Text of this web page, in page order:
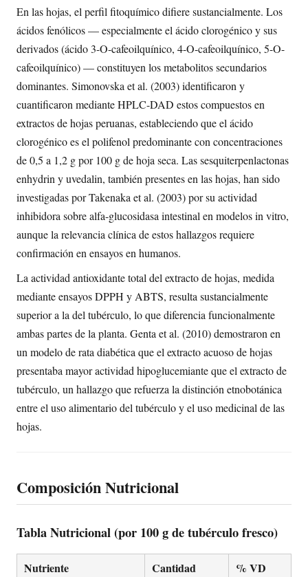
En las hojas, el perfil fitoquímico difiere sustancialmente. Los
ácidos fenólicos — especialmente el ácido clorogénico y sus
derivados (ácido 3-O-cafeoilquínico, 4-O-cafeoilquínico, 5-O-
cafeoilquínico) — constituyen los metabolitos secundarios
dominantes. Simonovska et al. (2003) identificaron y
cuantificaron mediante HPLC-DAD estos compuestos en
extractos de hojas peruanas, estableciendo que el ácido
clorogénico es el polifenol predominante con concentraciones
de 0,5 a 1,2 g por 100 g de hoja seca. Las sesquiterpenlactonas
enhydrin y uvedalin, también presentes en las hojas, han sido
investigadas por Takenaka et al. (2003) por su actividad
inhibidora sobre alfa-glucosidasa intestinal en modelos in vitro,
aunque la relevancia clínica de estos hallazgos requiere
confirmación en ensayos en humanos.
La actividad antioxidante total del extracto de hojas, medida
mediante ensayos DPPH y ABTS, resulta sustancialmente
superior a la del tubérculo, lo que diferencia funcionalmente
ambas partes de la planta. Genta et al. (2010) demostraron en
un modelo de rata diabética que el extracto acuoso de hojas
presentaba mayor actividad hipoglucemiante que el extracto de
tubérculo, un hallazgo que refuerza la distinción etnobotánica
entre el uso alimentario del tubérculo y el uso medicinal de las
hojas.
Composición Nutricional
Tabla Nutricional (por 100 g de tubérculo fresco)
Nutriente Cantidad % VD